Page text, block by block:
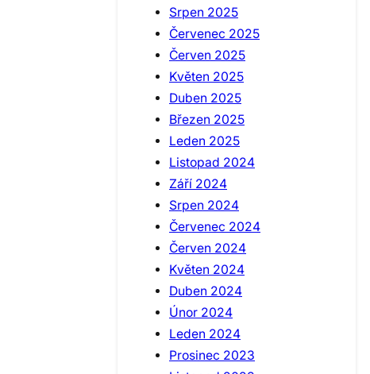
Srpen 2025
Červenec 2025
Červen 2025
Květen 2025
Duben 2025
Březen 2025
Leden 2025
Listopad 2024
Září 2024
Srpen 2024
Červenec 2024
Červen 2024
Květen 2024
Duben 2024
Únor 2024
Leden 2024
Prosinec 2023